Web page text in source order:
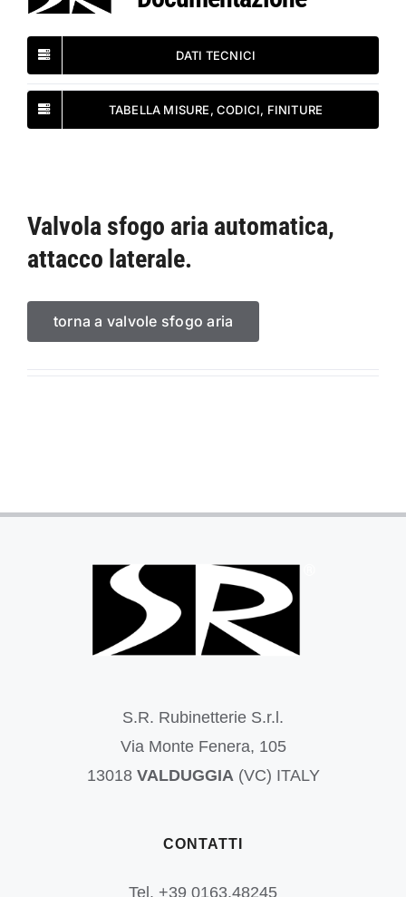
DATI TECNICI
TABELLA MISURE, CODICI, FINITURE
Valvola sfogo aria automatica,
attacco laterale.
torna a valvole sfogo aria
S.R. Rubinetterie S.r.l.
Via Monte Fenera, 105
13018 VALDUGGIA (VC) ITALY
CONTATTI
Tel. +39 0163.48245